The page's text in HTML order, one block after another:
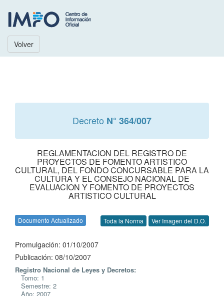
Volver
Decreto N° 364/007
REGLAMENTACION DEL REGISTRO DE
PROYECTOS DE FOMENTO ARTISTICO
CULTURAL, DEL FONDO CONCURSABLE PARA LA
CULTURA Y EL CONSEJO NACIONAL DE
EVALUACION Y FOMENTO DE PROYECTOS
ARTISTICO CULTURAL
Documento Actualizado Toda la Norma Ver Imagen del D.O.
Promulgación: 01/10/2007
Publicación: 08/10/2007
Registro Nacional de Leyes y Decretos:
Tomo: 1
Semestre: 2
Año: 2007